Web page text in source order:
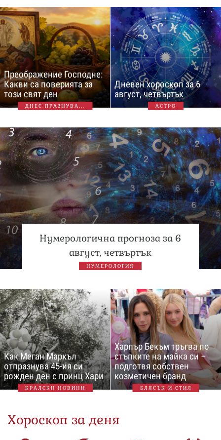
Преображение Господне:
Какви са поверията за
този свят ден
ДНЕС ПРАЗНУВА...
Дневен хороскоп за 6
август, четвъртък
АСТРО
Нумерологична прогноза за 6
август, четвъртък
НУМЕРОЛОГИЯ
Как Меган Маркъл
отпразнува 45-ия си
рожден ден с принц Хари
КРАЛСКИ НОВИНИ
Харпър Бекъм тръгва по
стъпките на майка си –
подготвя собствен
козметичен бранд
БЛЯСЪК И СТИЛ
Хороскоп за деня